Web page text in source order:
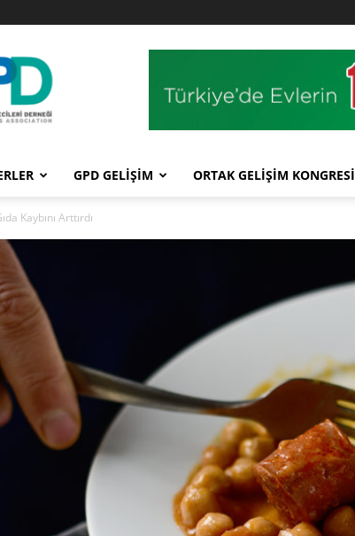
GPD GELİŞİM ORTAK GELİŞİM KONGRESİ
Kaybını Arttırdı